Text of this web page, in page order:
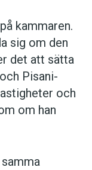
kammaren.
sig om den
det att sätta
Pisani-
och
om han